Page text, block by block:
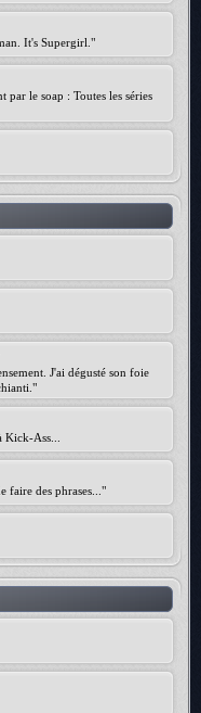
It's Supergirl."
par le soap : Toutes les séries
J'ai dégusté son foie
Ass...
faire des phrases..."